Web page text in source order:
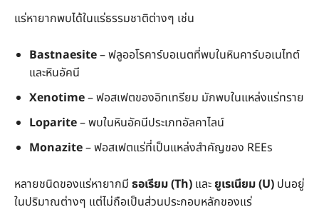
แร่หายากพบได้ในแร่ธรรมชาติต่างๆ เช่น
Bastnaesite– ฟลูออโรคาร์บอเนตที่พบในหินคาร์บอเนไทต์
และหินอัคนี
Xenotime– ฟอสเฟตของอิทเทรียม มักพบในแหล่งแร่ทราย
Loparite– พบในหินอัคนีประเภทอัลคาไลน์
Monazite– ฟอสเฟตแร่ที่เป็นแหล่งสำคัญของ REEs
หลายชนิดของแร่หายากมี ธอเรียม (Th) และ ยูเรเนียม (U) ปนอยู่
ในปริมาณต่างๆ แต่ไม่ถือเป็นส่วนประกอบหลักของแร่